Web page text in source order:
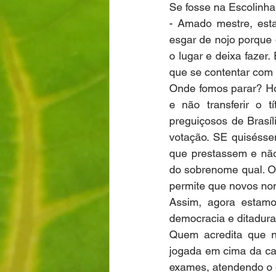
Se fosse na
- Amado mestre,
esgar de nojo
o lugar e deixa fazer.
que se contentar
Onde fomos parar?
e não transferir o
preguiçosos de
votação. SE
que prestassem e
do sobrenome qual.
permite que novos
Assim, agora
democracia e
Quem acredita que
jogada em cima da
exames, atendendo